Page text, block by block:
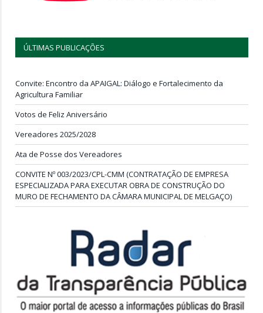
ÚLTIMAS PUBLICAÇÕES
Convite: Encontro da APAIGAL: Diálogo e Fortalecimento da
Agricultura Familiar
Votos de Feliz Aniversário
Vereadores 2025/2028
Ata de Posse dos Vereadores
CONVITE Nº 003/2023/CPL-CMM (CONTRATAÇÃO DE EMPRESA
ESPECIALIZADA PARA EXECUTAR OBRA DE CONSTRUÇÃO DO
MURO DE FECHAMENTO DA CÂMARA MUNICIPAL DE MELGAÇO)